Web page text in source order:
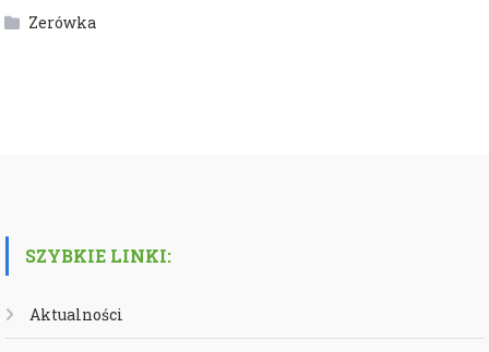
Zerówka
SZYBKIE LINKI:
Aktualności